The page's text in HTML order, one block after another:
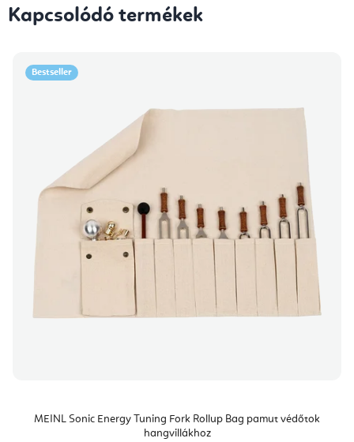
Kapcsolódó termékek
Bestseller
MEINL Sonic Energy Tuning Fork Rollup Bag pamut védőtok
hangvillákhoz